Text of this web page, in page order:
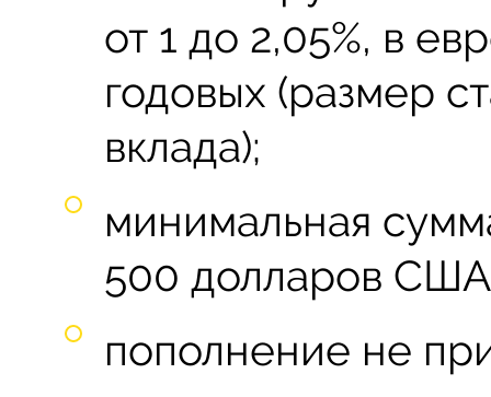
от 1 до 2,05%, в
годовых (размер
вклада);
минимальная
500 долларов
пополнение не